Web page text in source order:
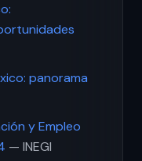
panorama
y Empleo
— INEGI